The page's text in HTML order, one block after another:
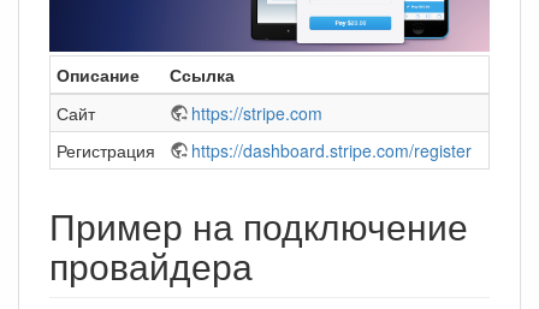
Описание
Ссылка
Сайт
https://stripe.com
Регистрация
https://dashboard.stripe.com/register
Пример на подключение
провайдера